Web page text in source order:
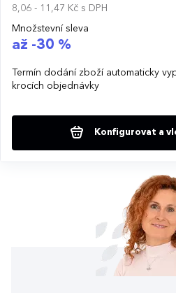
8,06 - 11,47 Kč s DPH
Množstevní sleva
až -30 %
Termín dodání zboží automaticky
krocích objednávky
Konfigurovat a